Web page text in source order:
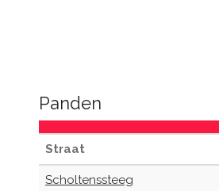
Panden
Straat
Scholtenssteeg